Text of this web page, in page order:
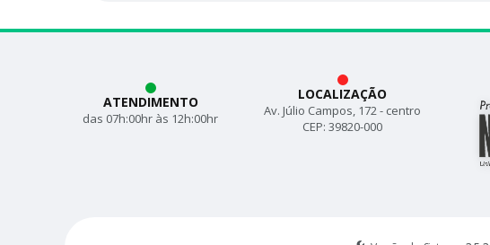
LOCALIZAÇÃO
Av. Júlio Campos, 172 - centro
CEP: 39820-000
ATENDIMENTO
das 07h:00hr às 12h:00hr